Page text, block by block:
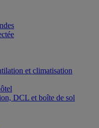
et climatisation
DCL et boîte de sol